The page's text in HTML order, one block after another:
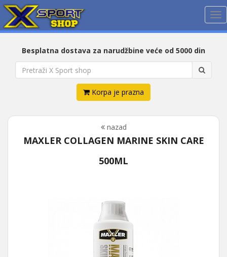
Besplatna dostava za narudžbine veće od 5000 din
Korpa je prazna
nazad
MAXLER COLLAGEN MARINE SKIN CARE
500ML